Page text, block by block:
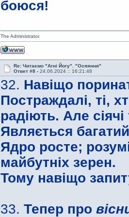
боюся!
The Administrator.
Re: Читаємо "Агні Йогу". "Осяяння"
Ответ #8 -24.06.2024 :: 16:21:48
32. Навіщо
Постраждалі, ті,
радіють. Але сіячі
Являється
Ядро росте;
майбутніх зерен.
Тому навіщо
33.Тепер про